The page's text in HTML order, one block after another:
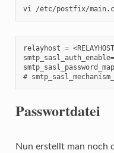
vi /etc/postfix/
relayhost =
#
Passwortdatei
Nun erstellt man noch